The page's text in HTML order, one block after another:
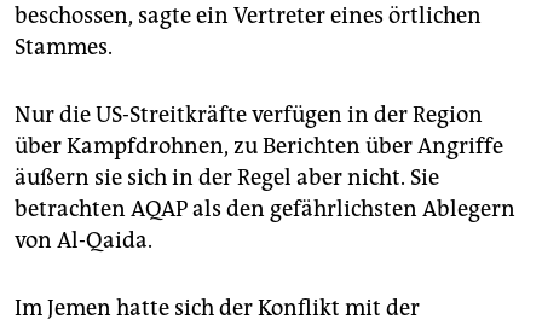
beschossen, sagte ein Vertreter eines örtlichen
Stammes.
Nur die US-Streitkräfte verfügen in der Region
über Kampfdrohnen, zu Berichten über Angriffe
äußern sie sich in der Regel aber nicht. Sie
betrachten AQAP als den gefährlichsten Ablegern
von Al-Qaida.
Im Jemen hatte sich der Konflikt mit der